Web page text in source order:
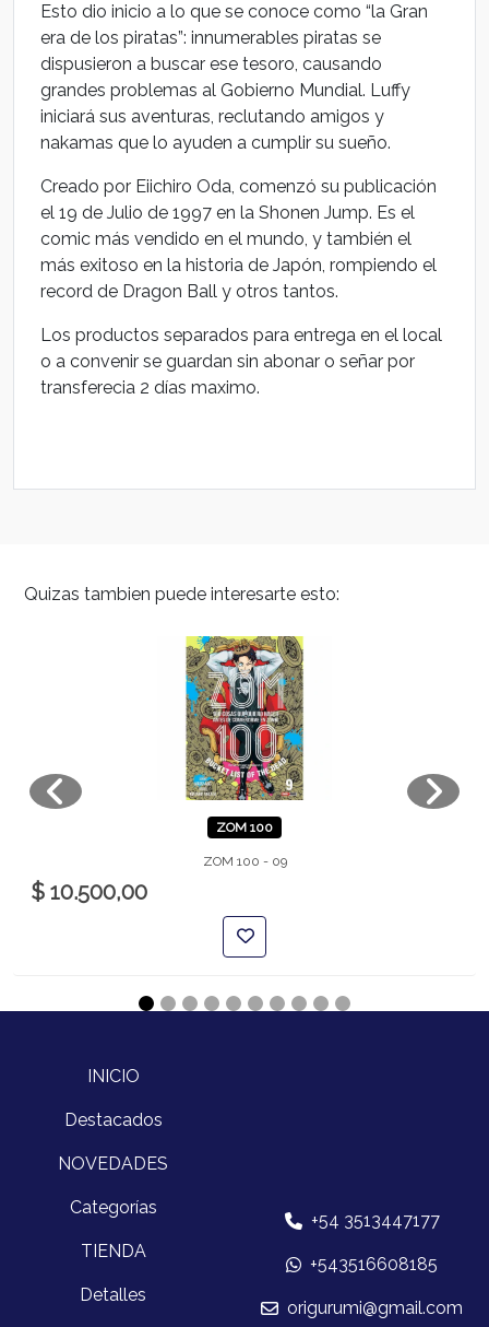
Esto dio inicio a lo que se conoce como “la Gran
era de los piratas”: innumerables piratas se
dispusieron a buscar ese tesoro, causando
grandes problemas al Gobierno Mundial. Luffy
iniciará sus aventuras, reclutando amigos y
nakamas que lo ayuden a cumplir su sueño.
Creado por Eiichiro Oda, comenzó su publicación
el 19 de Julio de 1997 en la Shonen Jump. Es el
comic más vendido en el mundo, y también el
más exitoso en la historia de Japón, rompiendo el
record de Dragon Ball y otros tantos.
Los productos separados para entrega en el local
o a convenir se guardan sin abonar o señar por
transferecia 2 días maximo.
Quizas tambien puede interesarte esto:
ZOM 100
ZOM 100 - 09
$ 10.500,00
INICIO
Destacados
NOVEDADES
Categorías
TIENDA
Detalles
+54 3513447177
+543516608185
origurumi@gmail.com